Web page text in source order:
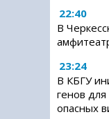
22:40
В
23:24
В КБГУ
генов
опасных